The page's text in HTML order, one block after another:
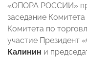
«ОПОРА РОССИИ»
заседание
Комитета по
участие
Калинин и